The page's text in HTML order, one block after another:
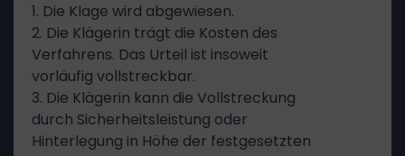
1. Die Klage wird abgewiesen.
2. Die Klägerin trägt die Kosten des
Verfahrens. Das Urteil ist insoweit
vorläufig vollstreckbar.
3. Die Klägerin kann die Vollstreckung
durch Sicherheitsleistung oder
Hinterlegung in Höhe der festgesetzten